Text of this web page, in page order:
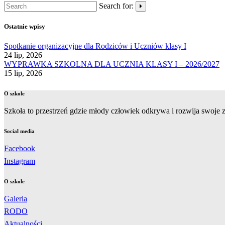
Search for:
Ostatnie wpisy
Spotkanie organizacyjne dla Rodziców i Uczniów klasy I
24 lip, 2026
WYPRAWKA SZKOLNA DLA UCZNIA KLASY I – 2026/2027
15 lip, 2026
O szkole
Szkoła to przestrzeń gdzie młody człowiek odkrywa i rozwija swoje
Social media
Facebook
Instagram
O szkole
Galeria
RODO